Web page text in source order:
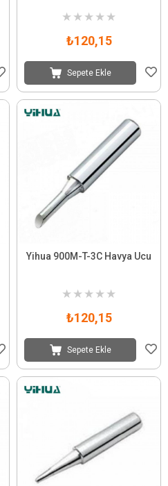
★ ★ ★ ★ ★
₺120,15
Sepete Ekle
Yihua 900M-T-3C Havya Ucu
★ ★ ★ ★ ★
₺120,15
Sepete Ekle